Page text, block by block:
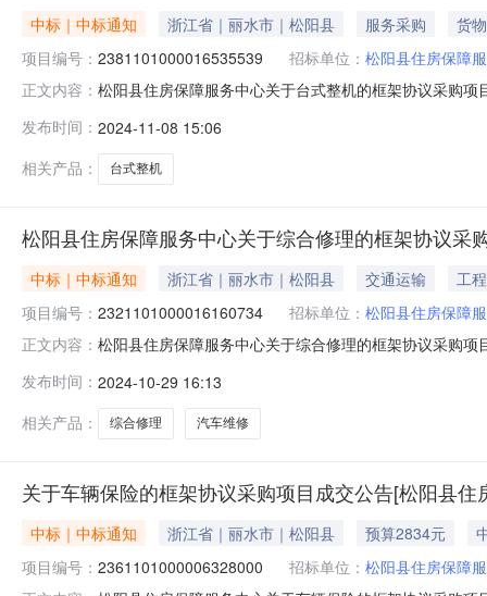
中标｜中标通知 浙江省｜丽水市｜松阳县 服务采购
货物
项目编号： 2381101000016535539 招标单位： 松阳县住房保障
正文内容： 松阳县住房保障服务中心关于台式整机的框架协议采购
15000.0项目所在行政区划编码:331124项目所在行政区
发布时间： 2024-11-08 15:06
相关产品：
台式整机
松阳县住房保障服务中心关于综合修理的框架协议采
中标｜中标通知 浙江省｜丽水市｜松阳县 交通运输
工程
项目编号： 2321101000016160734 招标单位： 松阳县住房保障
正文内容： 松阳县住房保障服务中心关于综合修理的框架协议采购
4000.0项目所在行政区划编码:331124项目所在行政区
发布时间： 2024-10-29 16:13
相关产品：
综合修理 汽车维修
关于车辆保险的框架协议采购项目成交公告[松阳县住
中标｜中标通知 浙江省｜丽水市｜松阳县 预算2834元
项目编号： 2361101000006328000 招标单位： 松阳县住房保障